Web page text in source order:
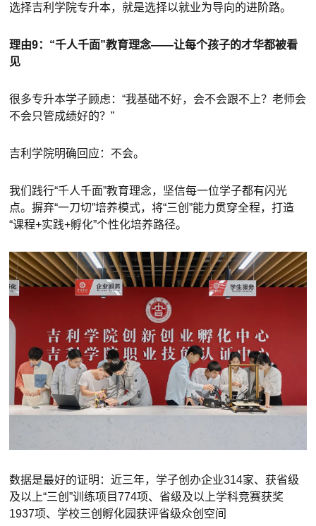
选择吉利学院专升本，就是选择以就业为导向的进阶路。
理由9：“千人千面”教育理念——让每个孩子的才华都被看
见
很多专升本学子顾虑：“我基础不好，会不会跟不上？老师会
不会只管成绩好的？”
吉利学院明确回应：不会。
我们践行“千人千面”教育理念，坚信每一位学子都有闪光
点。摒弃“一刀切”培养模式，将“三创”能力贯穿全程，打造
“课程+实践+孵化”个性化培养路径。
数据是最好的证明：近三年，学子创办企业314家、获省级
及以上“三创”训练项目774项、省级及以上学科竞赛获奖
1937项、学校三创孵化园获评省级众创空间